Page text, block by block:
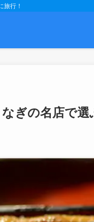
旅行！
ぎの名店で